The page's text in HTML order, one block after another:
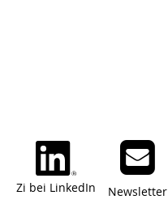
Zi bei LinkedIn Newsletter